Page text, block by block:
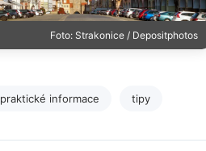
Foto: Strakonice / Depositphotos
praktické informace tipy